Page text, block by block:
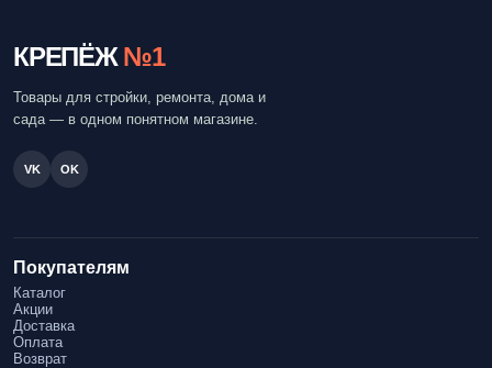
КРЕПЁЖ №1
Товары для стройки, ремонта, дома и
сада — в одном понятном магазине.
VK OK
Покупателям
Каталог
Акции
Доставка
Оплата
Возврат